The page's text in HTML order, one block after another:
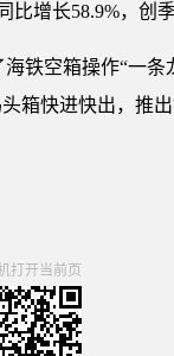
增长58.9%，创
铁空箱操作“一
箱快进快出，推
打开当前页